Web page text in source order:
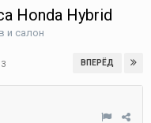
Honda Hybrid
и салон
ВПЕРЁД